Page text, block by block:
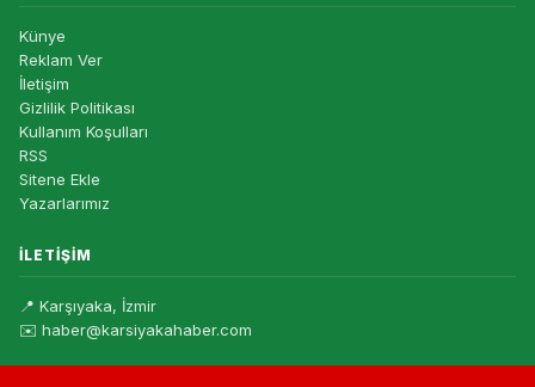
Künye
Reklam Ver
İletişim
Gizlilik Politikası
Kullanım Koşulları
RSS
Sitene Ekle
Yazarlarımız
İLETIŞIM
📍 Karşıyaka, İzmir
✉️ haber@karsiyakahaber.com